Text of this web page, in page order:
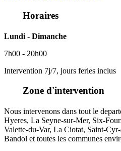
Horaires
Lundi - Dimanche
7h00 - 20h00
Intervention 7j/7, jours feries inclus
Zone d'intervention
Nous intervenons dans tout le
Hyeres, La Seyne-sur-Mer, Six-
Valette-du-Var, La Ciotat, Saint-
Bandol et toutes les communes